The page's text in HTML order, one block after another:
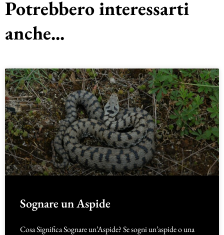
Potrebbero interessarti
anche...
Sognare un Aspide
Cosa Significa Sognare un’Aspide? Se sogni un’aspide o una